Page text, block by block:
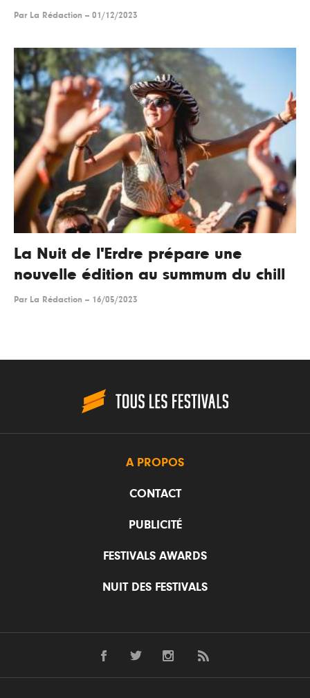
Par La Rédaction -- 01/12/2023
La Nuit de l'Erdre prépare une
nouvelle édition au summum du chill
Par La Rédaction -- 16/05/2023
A PROPOS
CONTACT
PUBLICITÉ
FESTIVALS AWARDS
NUIT DES FESTIVALS